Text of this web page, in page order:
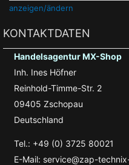
anzeigen/ändern
KONTAKTDATEN
Handelsagentur MX-Shop
Inh. Ines Höfner
Reinhold-Timme-Str. 2
09405 Zschopau
Deutschland
Tel.: +49 (0) 3725 80021
E-Mail: service@zap-